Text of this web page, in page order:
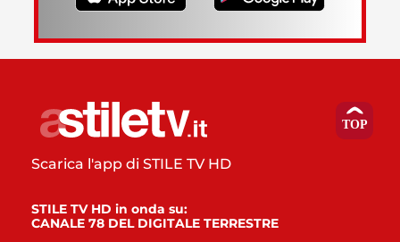
Scarica l'app di STILE TV HD
STILE TV HD in onda su:
CANALE 78 DEL DIGITALE TERRESTRE